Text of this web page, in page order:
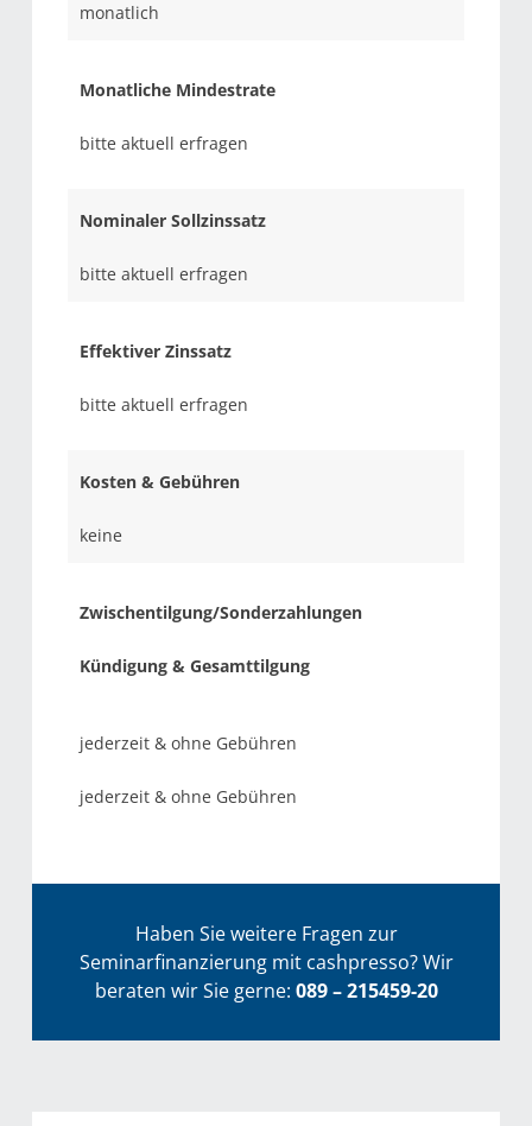
monatlich
Monatliche Mindestrate
bitte aktuell erfragen
Nominaler Sollzinssatz
bitte aktuell erfragen
Effektiver Zinssatz
bitte aktuell erfragen
Kosten & Gebühren
keine
Zwischentilgung/Sonderzahlungen
Kündigung & Gesamttilgung
jederzeit & ohne Gebühren
jederzeit & ohne Gebühren
Haben Sie weitere Fragen zur
Seminarfinanzierung mit cashpresso? Wir
beraten wir Sie gerne: 089 – 215459-20